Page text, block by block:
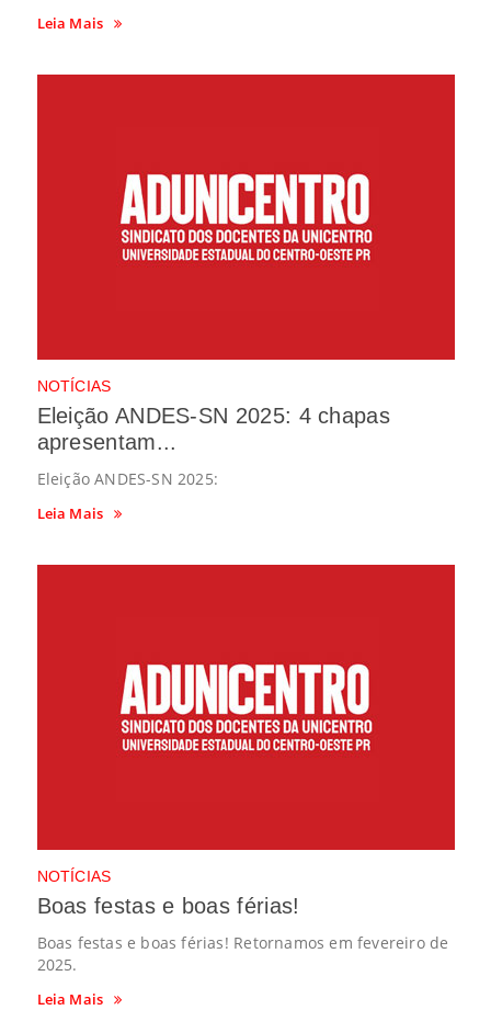
Leia Mais
NOTÍCIAS
Eleição ANDES-SN 2025: 4 chapas
apresentam...
Eleição ANDES-SN 2025:
Leia Mais
NOTÍCIAS
Boas festas e boas férias!
Boas festas e boas férias! Retornamos em fevereiro de
2025.
Leia Mais